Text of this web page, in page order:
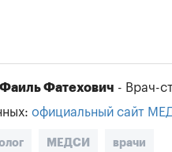
Фатехович - Врач-
официальный сайт
МЕДСИ врачи